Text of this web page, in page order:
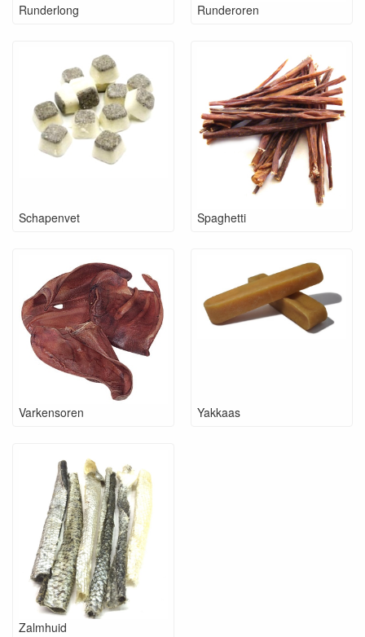
Runderlong Runderoren
Schapenvet Spaghetti
Varkensoren Yakkaas
Zalmhuid